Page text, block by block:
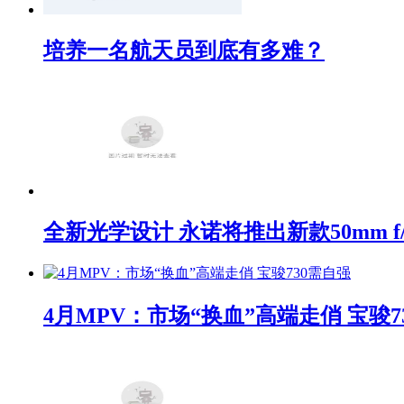
培养一名航天员到底有多难？
全新光学设计 永诺将推出新款50mm
4月MPV：市场“换血”高端走俏 宝骏